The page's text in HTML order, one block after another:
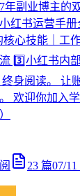
年副业博主的
书运营手册
心技能｜工
3️⃣小红书内
身阅读。 让
欢迎你加入
23 篇07/11